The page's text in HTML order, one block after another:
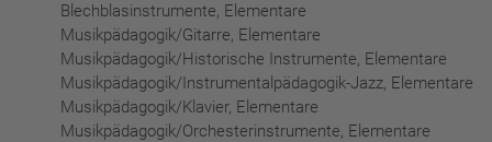
Blechblasinstrumente, Elementare
Musikpädagogik/Gitarre, Elementare
Musikpädagogik/Historische Instrumente, Elementare
Musikpädagogik/Instrumentalpädagogik-Jazz, Elementare
Musikpädagogik/Klavier, Elementare
Musikpädagogik/Orchesterinstrumente, Elementare